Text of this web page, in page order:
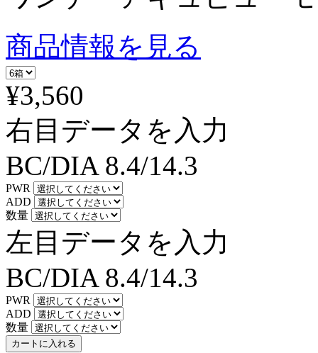
商品情報を見る
¥3,560
右目データを入力
BC/DIA 8.4/14.3
PWR
ADD
数量
左目データを入力
BC/DIA 8.4/14.3
PWR
ADD
数量
カートに入れる